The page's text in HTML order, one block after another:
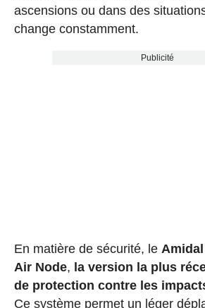
ascensions ou dans des
change constamment.
Publicité
En matière de sécurité, le
Air Node, la version la plus
de protection contre les
Ce système permet un léger